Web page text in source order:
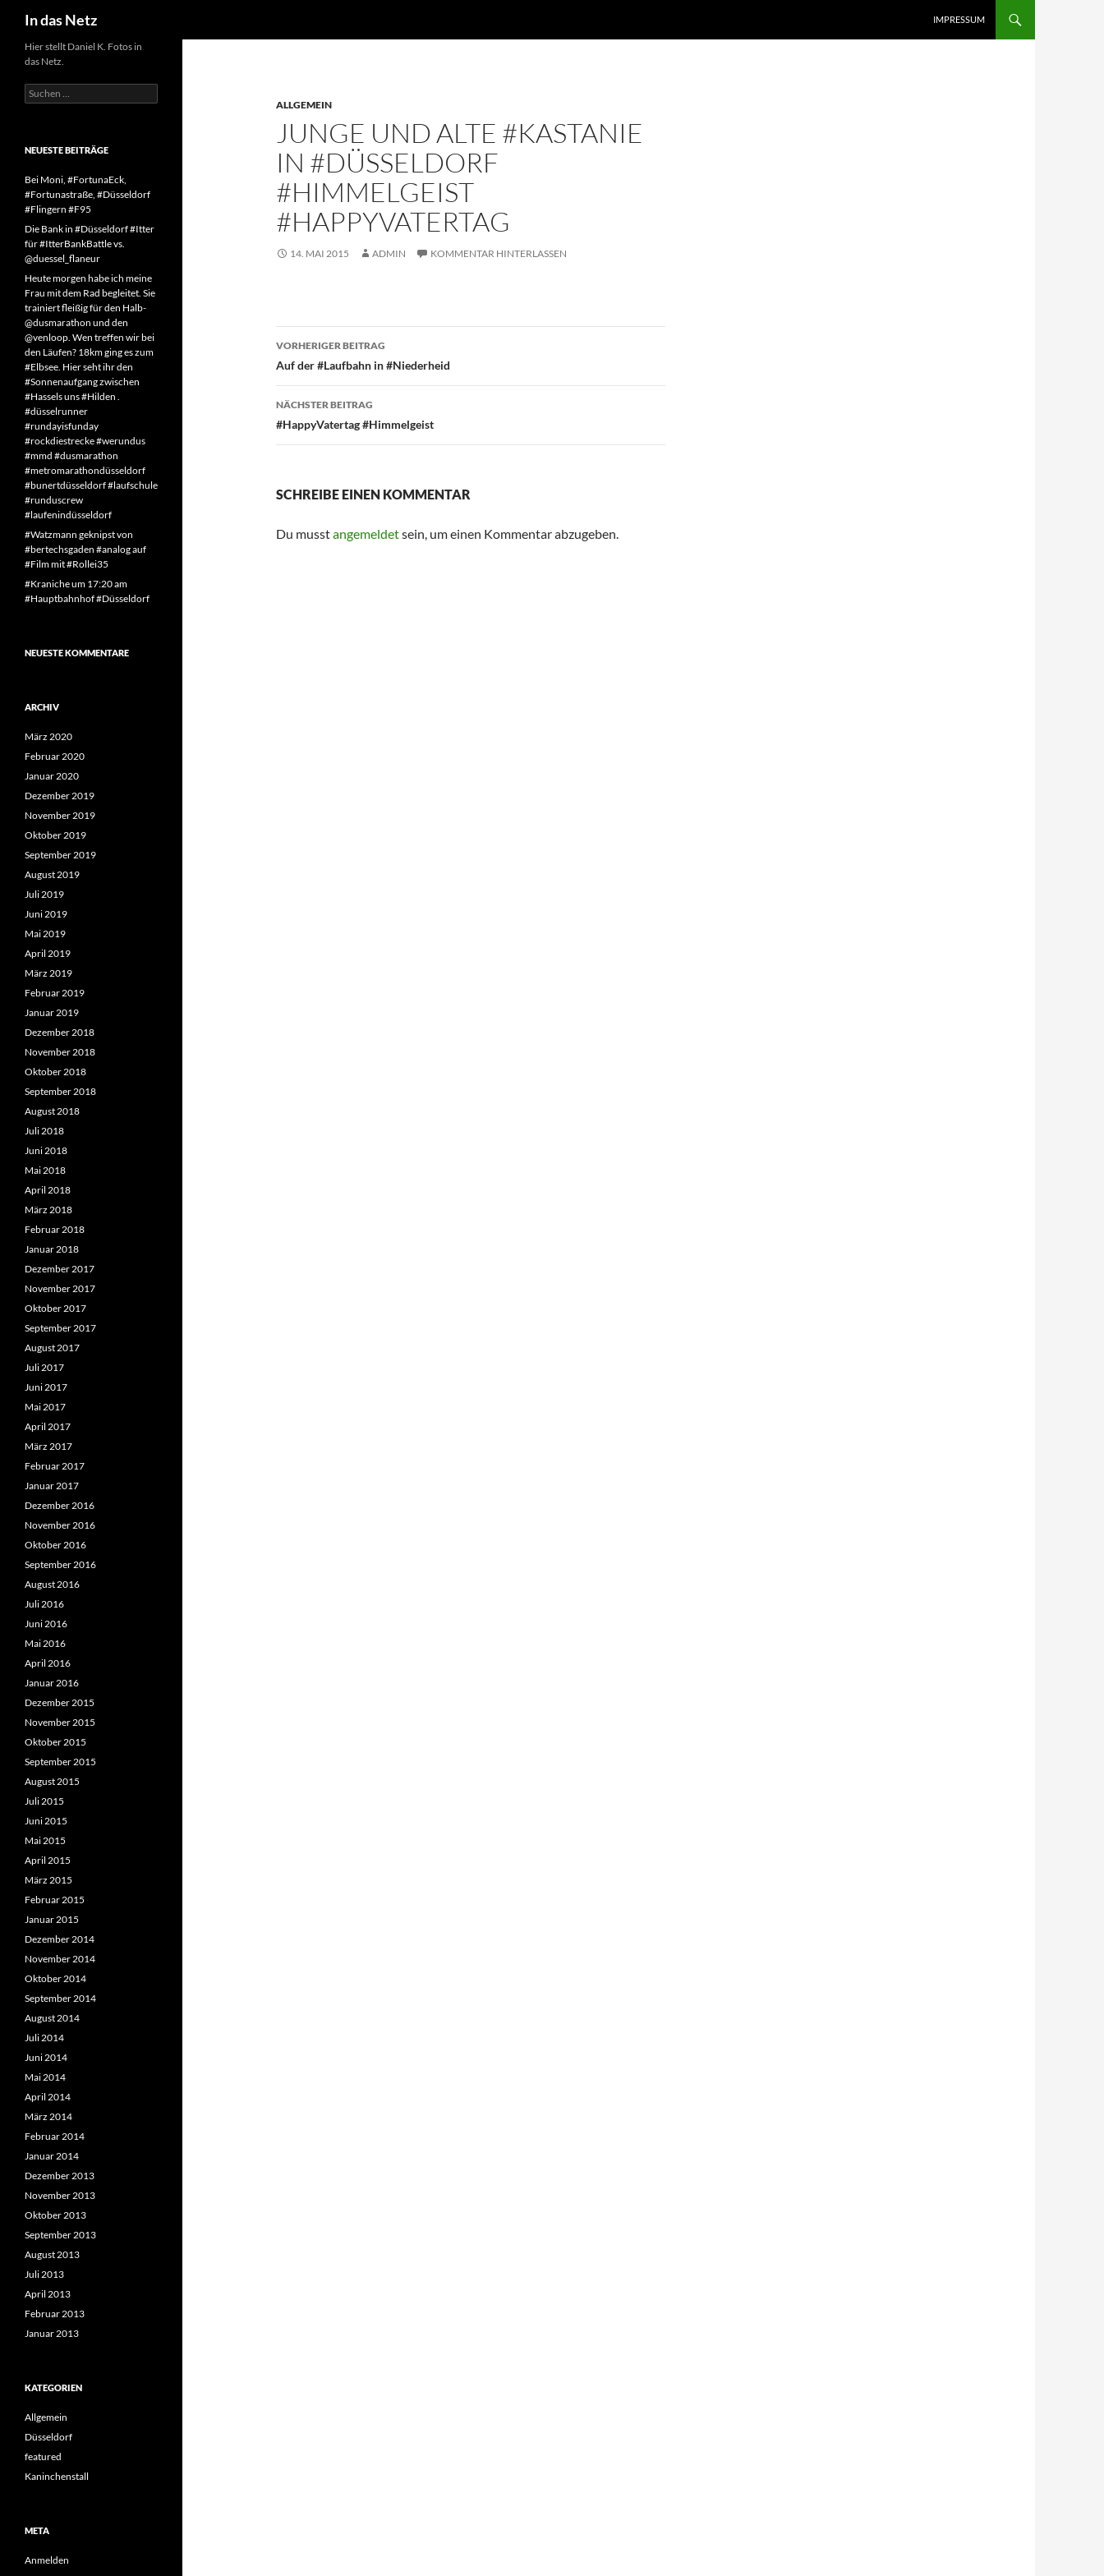
Inhalt
springen
In das Netz IMPRESSUM
ALLGEMEIN
JUNGE UND ALTE #KASTANIE
IN #DÜSSELDORF
#HIMMELGEIST
#HAPPYVATERTAG
14. MAI 2015 ADMIN KOMMENTAR HINTERLASSEN
Beitragsnavigation
VORHERIGER BEITRAG
Auf der #Laufbahn in #Niederheid
NÄCHSTER BEITRAG
#HappyVatertag #Himmelgeist
SCHREIBE EINEN KOMMENTAR
Du musstangemeldetsein, um einen Kommentar abzugeben.
Hier stellt Daniel K. Fotos in
das Netz.
Suchen
nach:
NEUESTE BEITRÄGE
Bei Moni, #FortunaEck,
#Fortunastraße, #Düsseldorf
#Flingern #F95
Die Bank in #Düsseldorf #Itter
für #ItterBankBattle vs.
@duessel_flaneur
Heute morgen habe ich meine
Frau mit dem Rad begleitet. Sie
trainiert fleißig für den Halb-
@dusmarathon und den
@venloop. Wen treffen wir bei
den Läufen? 18km ging es zum
#Elbsee. Hier seht ihr den
#Sonnenaufgang zwischen
#Hassels uns #Hilden .
#düsselrunner
#rundayisfunday
#rockdiestrecke #werundus
#mmd #dusmarathon
#metromarathondüsseldorf
#bunertdüsseldorf #laufschule
#runduscrew
#laufenindüsseldorf
#Watzmann geknipst von
#bertechsgaden #analog auf
#Film mit #Rollei35
#Kraniche um 17:20 am
#Hauptbahnhof #Düsseldorf
NEUESTE KOMMENTARE
ARCHIV
März 2020
Februar 2020
Januar 2020
Dezember 2019
November 2019
Oktober 2019
September 2019
August 2019
Juli 2019
Juni 2019
Mai 2019
April 2019
März 2019
Februar 2019
Januar 2019
Dezember 2018
November 2018
Oktober 2018
September 2018
August 2018
Juli 2018
Juni 2018
Mai 2018
April 2018
März 2018
Februar 2018
Januar 2018
Dezember 2017
November 2017
Oktober 2017
September 2017
August 2017
Juli 2017
Juni 2017
Mai 2017
April 2017
März 2017
Februar 2017
Januar 2017
Dezember 2016
November 2016
Oktober 2016
September 2016
August 2016
Juli 2016
Juni 2016
Mai 2016
April 2016
Januar 2016
Dezember 2015
November 2015
Oktober 2015
September 2015
August 2015
Juli 2015
Juni 2015
Mai 2015
April 2015
März 2015
Februar 2015
Januar 2015
Dezember 2014
November 2014
Oktober 2014
September 2014
August 2014
Juli 2014
Juni 2014
Mai 2014
April 2014
März 2014
Februar 2014
Januar 2014
Dezember 2013
November 2013
Oktober 2013
September 2013
August 2013
Juli 2013
April 2013
Februar 2013
Januar 2013
KATEGORIEN
Allgemein
Düsseldorf
featured
Kaninchenstall
META
Anmelden